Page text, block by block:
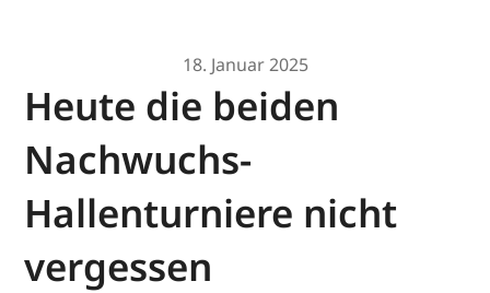
18. Januar 2025
Heute die beiden
Nachwuchs-
Hallenturniere nicht
vergessen